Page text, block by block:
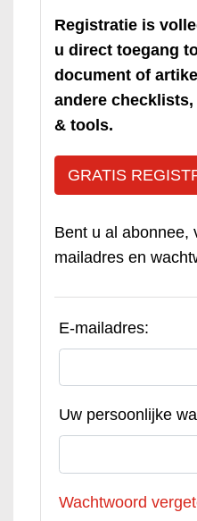
Registratie is
u direct toegang
document of
andere
& tools.
GRATIS
Bent u al abonnee,
mailadres en
E-mailadres:
Uw persoonlijke
Wachtwoord